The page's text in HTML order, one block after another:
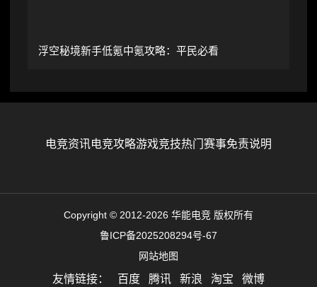
浮空秘境新手低氪中氪攻略：平民必看
电竞资讯电竞攻略游戏竞技热门赛事免责说明
Copyright © 2012-2026 华能电竞 版权所有
鲁ICP备2025208294号-67
网站地图
友情链接： 百度 腾讯 新浪 淘宝 微博